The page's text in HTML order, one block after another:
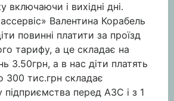
включаючи і вихідні дні.
Валентина Корабель
повинні платити за проїзд
тарифу, а це складає на
3.50грн, а в нас діти платять
300 тис.грн складає
підприємства перед АЗС і з 1